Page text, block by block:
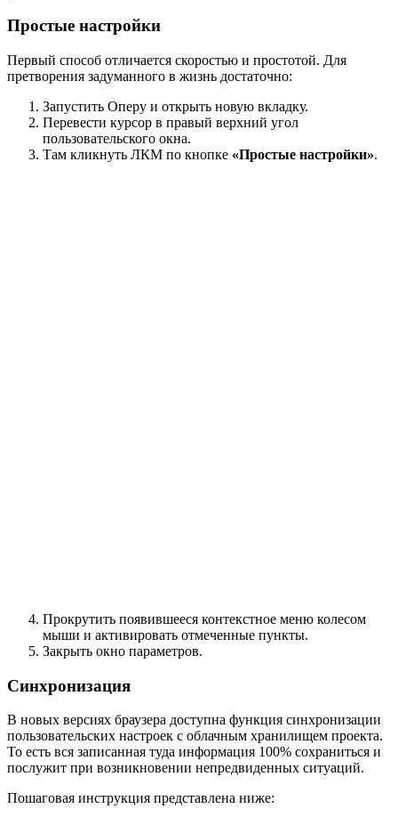
Простые настройки
Первый способ отличается скоростью и простотой. Для
претворения задуманного в жизнь достаточно:
Запустить Оперу и открыть новую вкладку.
Перевести курсор в правый верхний угол
пользовательского окна.
Там кликнуть ЛКМ по кнопке «Простые настройки».
Прокрутить появившееся контекстное меню колесом
мыши и активировать отмеченные пункты.
Закрыть окно параметров.
Синхронизация
В новых версиях браузера доступна функция синхронизации
пользовательских настроек с облачным хранилищем проекта.
То есть вся записанная туда информация 100% сохраниться и
послужит при возникновении непредвиденных ситуаций.
Пошаговая инструкция представлена ниже: